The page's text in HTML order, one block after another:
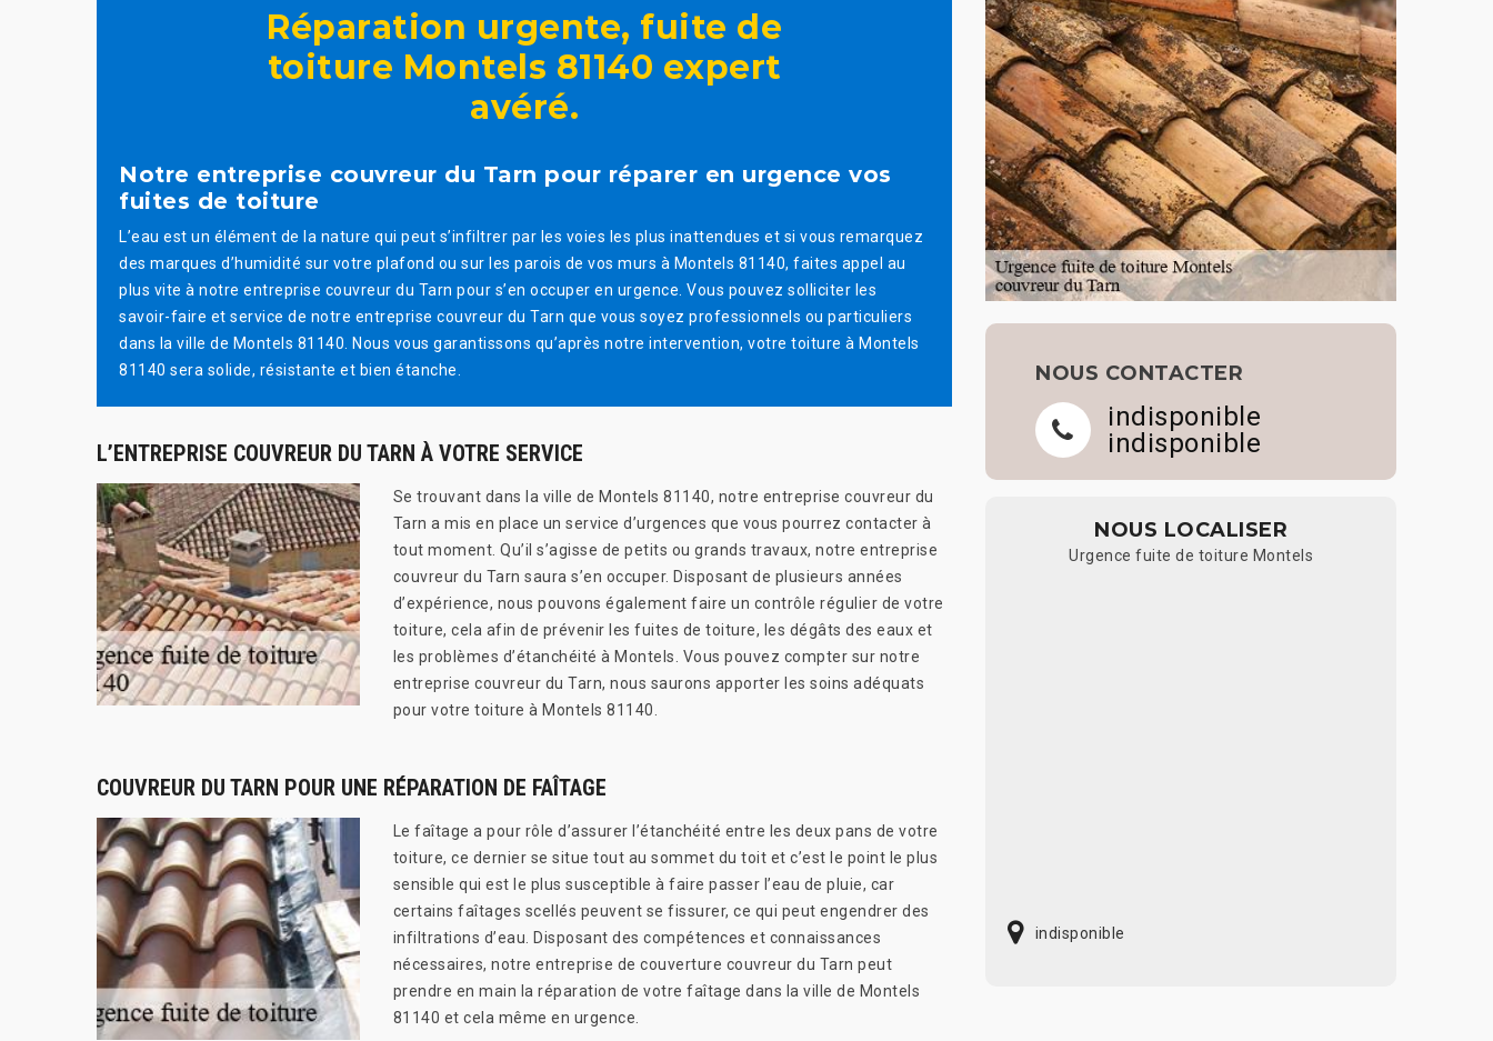
Réparation urgente, fuite de
toiture Montels 81140 expert
avéré.
Notre entreprise couvreur du Tarn pour réparer en urgence vos
fuites de toiture
L’eau est un élément de la nature qui peut s’infiltrer par les voies les plus inattendues et si vous remarquez
des marques d’humidité sur votre plafond ou sur les parois de vos murs à Montels 81140, faites appel au
plus vite à notre entreprise couvreur du Tarn pour s’en occuper en urgence. Vous pouvez solliciter les
savoir-faire et service de notre entreprise couvreur du Tarn que vous soyez professionnels ou particuliers
dans la ville de Montels 81140. Nous vous garantissons qu’après notre intervention, votre toiture à Montels
81140 sera solide, résistante et bien étanche.
L’ENTREPRISE COUVREUR DU TARN À VOTRE SERVICE
Se trouvant dans la ville de Montels 81140, notre entreprise couvreur du
Tarn a mis en place un service d’urgences que vous pourrez contacter à
tout moment. Qu’il s’agisse de petits ou grands travaux, notre entreprise
couvreur du Tarn saura s’en occuper. Disposant de plusieurs années
d’expérience, nous pouvons également faire un contrôle régulier de votre
toiture, cela afin de prévenir les fuites de toiture, les dégâts des eaux et
les problèmes d’étanchéité à Montels. Vous pouvez compter sur notre
entreprise couvreur du Tarn, nous saurons apporter les soins adéquats
pour votre toiture à Montels 81140.
COUVREUR DU TARN POUR UNE RÉPARATION DE FAÎTAGE
Le faîtage a pour rôle d’assurer l’étanchéité entre les deux pans de votre
toiture, ce dernier se situe tout au sommet du toit et c’est le point le plus
sensible qui est le plus susceptible à faire passer l’eau de pluie, car
certains faîtages scellés peuvent se fissurer, ce qui peut engendrer des
infiltrations d’eau. Disposant des compétences et connaissances
nécessaires, notre entreprise de couverture couvreur du Tarn peut
prendre en main la réparation de votre faîtage dans la ville de Montels
81140 et cela même en urgence.
NOUS CONTACTER
indisponible
indisponible
NOUS LOCALISER
Urgence fuite de toiture Montels
indisponible